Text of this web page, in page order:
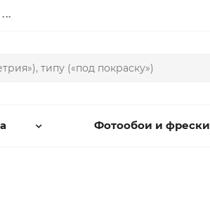
...
Фотообои и фрески